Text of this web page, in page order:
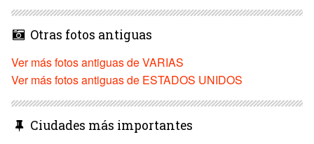
Otras fotos antiguas
Ver más fotos antiguas de VARIAS
Ver más fotos antiguas de ESTADOS UNIDOS
Ciudades más importantes